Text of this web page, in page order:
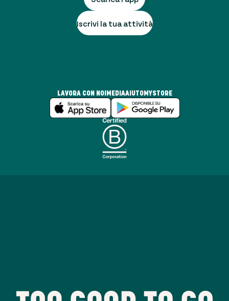
Iscrivi la tua attività
LAVORA CON NOI MEDIAAIUTOMYSTORE